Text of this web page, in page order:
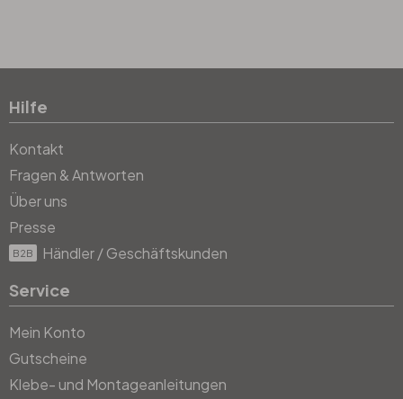
Hilfe
Kontakt
Fragen & Antworten
Über uns
Presse
B2B Händler / Geschäftskunden
Service
Mein Konto
Gutscheine
Klebe- und Montageanleitungen